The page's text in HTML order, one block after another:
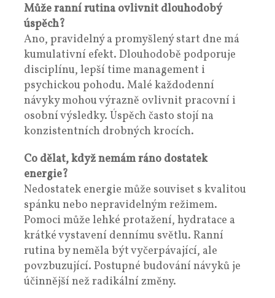
Může ranní rutina ovlivnit dlouhodobý
úspěch?
Ano, pravidelný a promyšlený start dne má
kumulativní efekt. Dlouhodobě podporuje
disciplínu, lepší time management i
psychickou pohodu. Malé každodenní
návyky mohou výrazně ovlivnit pracovní i
osobní výsledky. Úspěch často stojí na
konzistentních drobných krocích.
Co dělat, když nemám ráno dostatek
energie?
Nedostatek energie může souviset s kvalitou
spánku nebo nepravidelným režimem.
Pomoci může lehké protažení, hydratace a
krátké vystavení dennímu světlu. Ranní
rutina by neměla být vyčerpávající, ale
povzbuzující. Postupné budování návyků je
účinnější než radikální změny.